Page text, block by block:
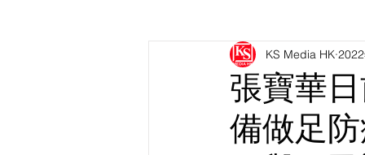
張寶華
備做足
KS Media HK